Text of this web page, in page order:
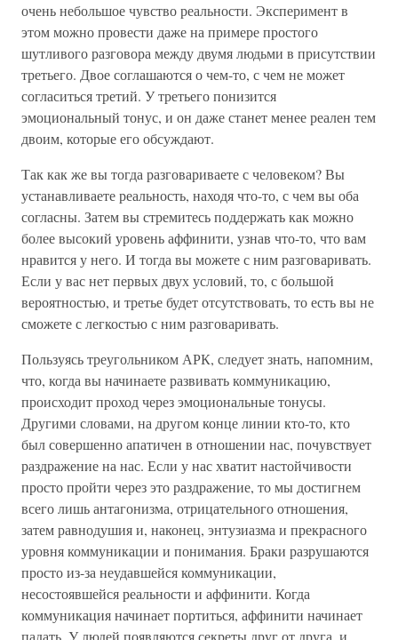
очень небольшое чувство реальности. Эксперимент в
этом можно провести даже на примере простого
шутливого разговора между двумя людьми в присутствии
третьего. Двое соглашаются о чем-то, с чем не может
согласиться третий. У третьего понизится
эмоциональный тонус, и он даже станет менее реален тем
двоим, которые его обсуждают.
Так как же вы тогда разговариваете с человеком? Вы
устанавливаете реальность, находя что-то, с чем вы оба
согласны. Затем вы стремитесь поддержать как можно
более высокий уровень аффинити, узнав что-то, что вам
нравится у него. И тогда вы можете с ним разговаривать.
Если у вас нет первых двух условий, то, с большой
вероятностью, и третье будет отсутствовать, то есть вы не
сможете с легкостью с ним разговаривать.
Пользуясь треугольником АРК, следует знать, напомним,
что, когда вы начинаете развивать коммуникацию,
происходит проход через эмоциональные тонусы.
Другими словами, на другом конце линии кто-то, кто
был совершенно апатичен в отношении нас, почувствует
раздражение на нас. Если у нас хватит настойчивости
просто пройти через это раздражение, то мы достигнем
всего лишь антагонизма, отрицательного отношения,
затем равнодушия и, наконец, энтузиазма и прекрасного
уровня коммуникации и понимания. Браки разрушаются
просто из-за неудавшейся коммуникации,
несостоявшейся реальности и аффинити. Когда
коммуникация начинает портиться, аффинити начинает
падать. У людей появляются секреты друг от друга, и